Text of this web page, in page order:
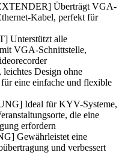
Überträgt VGA-
Kabel, perfekt für
Unterstützt alle
VGA-Schnittstelle,
Design ohne
eine einfache und flexible
Ideal für KYV-Systeme,
die eine
erfordern
Gewährleistet eine
und verbessert